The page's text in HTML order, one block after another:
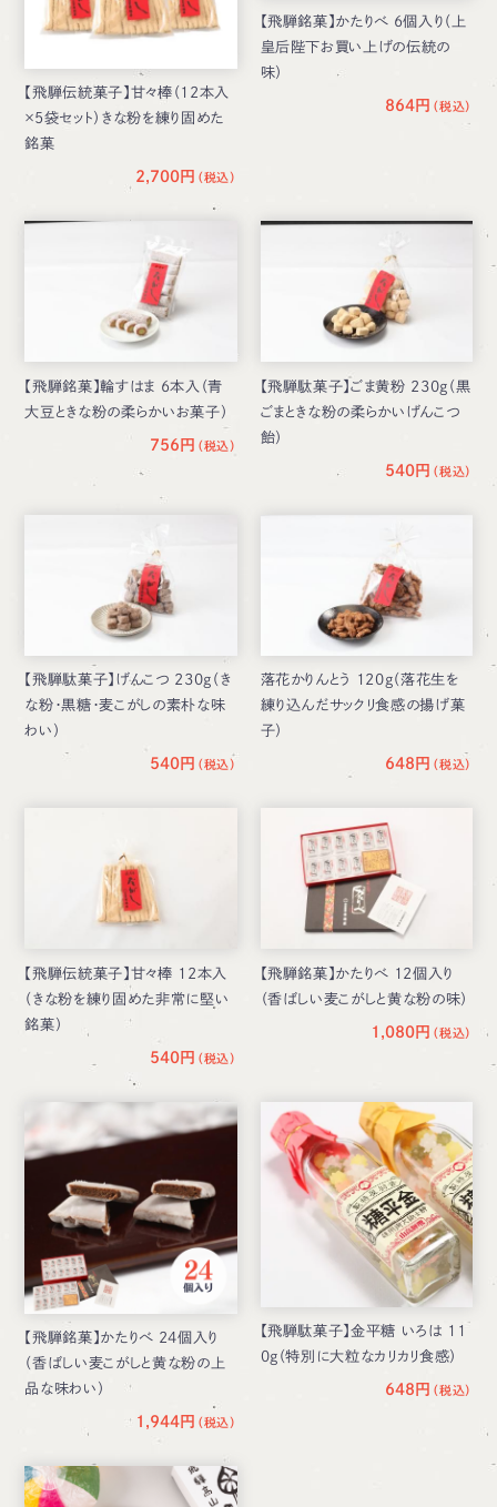
【飛騨伝統菓子】甘々棒（12本入
×5袋セット）きな粉を練り固めた
銘菓
2,700円
【飛騨銘菓】かたりべ 6個入り（上
皇后陛下お買い上げの伝統の
味）
864円
【飛騨銘菓】輪すはま 6本入（青
大豆ときな粉の柔らかいお菓子）
756円
【飛騨駄菓子】ごま黄粉 230g（黒
ごまときな粉の柔らかいげんこつ
飴）
540円
【飛騨駄菓子】げんこつ 230g（き
な粉・黒糖・麦こがしの素朴な味
わい）
540円
落花かりんとう 120g（落花生を
練り込んだサックリ食感の揚げ菓
子）
648円
【飛騨伝統菓子】甘々棒 12本入
（きな粉を練り固めた非常に堅い
銘菓）
540円
【飛騨銘菓】かたりべ 12個入り
（香ばしい麦こがしと黄な粉の味）
1,080円
【飛騨銘菓】かたりべ 24個入り
（香ばしい麦こがしと黄な粉の上
品な味わい）
1,944円
【飛騨駄菓子】金平糖 いろは 11
0g（特別に大粒なカリカリ食感）
648円